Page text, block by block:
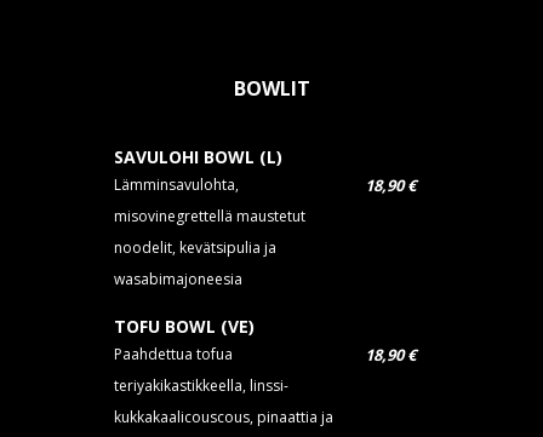
BOWLIT
SAVULOHI BOWL (L)
Lämminsavulohta,
misovinegrettellä maustetut
noodelit, kevätsipulia ja
wasabimajoneesia
18,90 €
TOFU BOWL (VE)
Paahdettua tofua
teriyakikastikkeella, linssi-
kukkakaalicouscous, pinaattia ja
18,90 €